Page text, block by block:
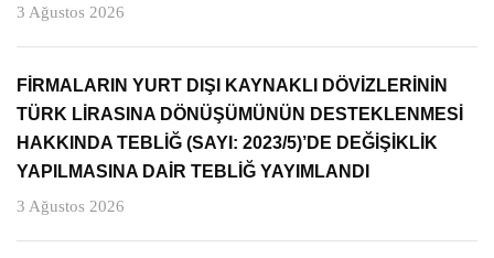
3 Ağustos 2026
FİRMALARIN YURT DIŞI KAYNAKLI DÖVİZLERİNİN
TÜRK LİRASINA DÖNÜŞÜMÜNÜN DESTEKLENMESİ
HAKKINDA TEBLİĞ (SAYI: 2023/5)’DE DEĞİŞİKLİK
YAPILMASINA DAİR TEBLİĞ YAYIMLANDI
3 Ağustos 2026